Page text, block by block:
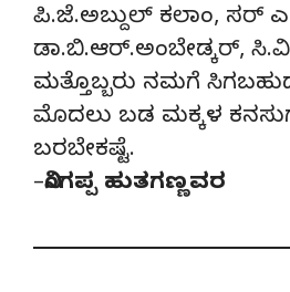
ಪಿ.ಜೆ.ಅಬ್ದುಲ್ ಕಲಾಂ, ಸರ್
ಡಾ.ಬಿ.ಆರ್.ಅಂಬೇಡ್ಕರ್,
ಮತ್ತೊಬ್ಬರು ನಮಗೆ
ಮೊದಲು ಬಡ ಮಕ್ಕಳ
ಬರಬೇಕಷ್ಟೆ.
–ನಿಂಗಪ್ಪ ಹುತಗಣ್ಣವರ